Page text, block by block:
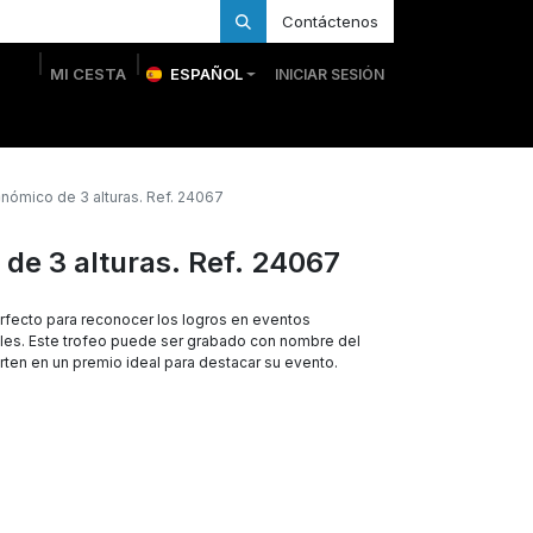
Contáctenos
MI CESTA ESPAÑOL INICIAR SESIÓN
de 3 alturas. Ref. 24067
3 alturas. Ref. 24067
para reconocer los logros en eventos
Este trofeo puede ser grabado con nombre del
en un premio ideal para destacar su evento.